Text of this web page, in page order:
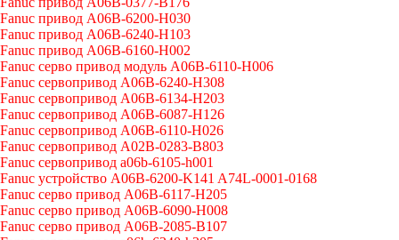
Fanuc привод A06B-6200-H030
Fanuc привод A06B-6240-H103
Fanuc привод A06B-6160-H002
Fanuc серво привод модуль A06B-6110-H006
Fanuc сервопривод A06B-6240-H308
Fanuc сервопривод A06B-6134-H203
Fanuc сервопривод A06B-6087-H126
Fanuc сервопривод A06B-6110-H026
Fanuc сервопривод A02B-0283-B803
Fanuc сервопривод a06b-6105-h001
Fanuc устройство A06B-6200-K141 A74L-0001-0168
Fanuc серво привод A06B-6117-H205
Fanuc серво привод A06B-6090-H008
Fanuc серво привод A06B-2085-B107